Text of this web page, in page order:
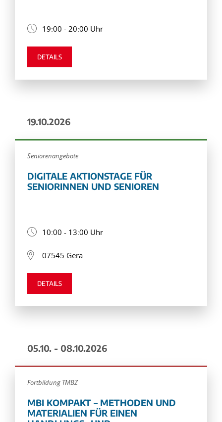
19:00 - 20:00 Uhr
DETAILS
19.10.2026
Seniorenangebote
DIGITALE AKTIONSTAGE FÜR
SENIORINNEN UND SENIOREN
10:00 - 13:00 Uhr
07545 Gera
DETAILS
05.10. - 08.10.2026
Fortbildung TMBZ
MBI KOMPAKT – METHODEN UND
MATERIALIEN FÜR EINEN